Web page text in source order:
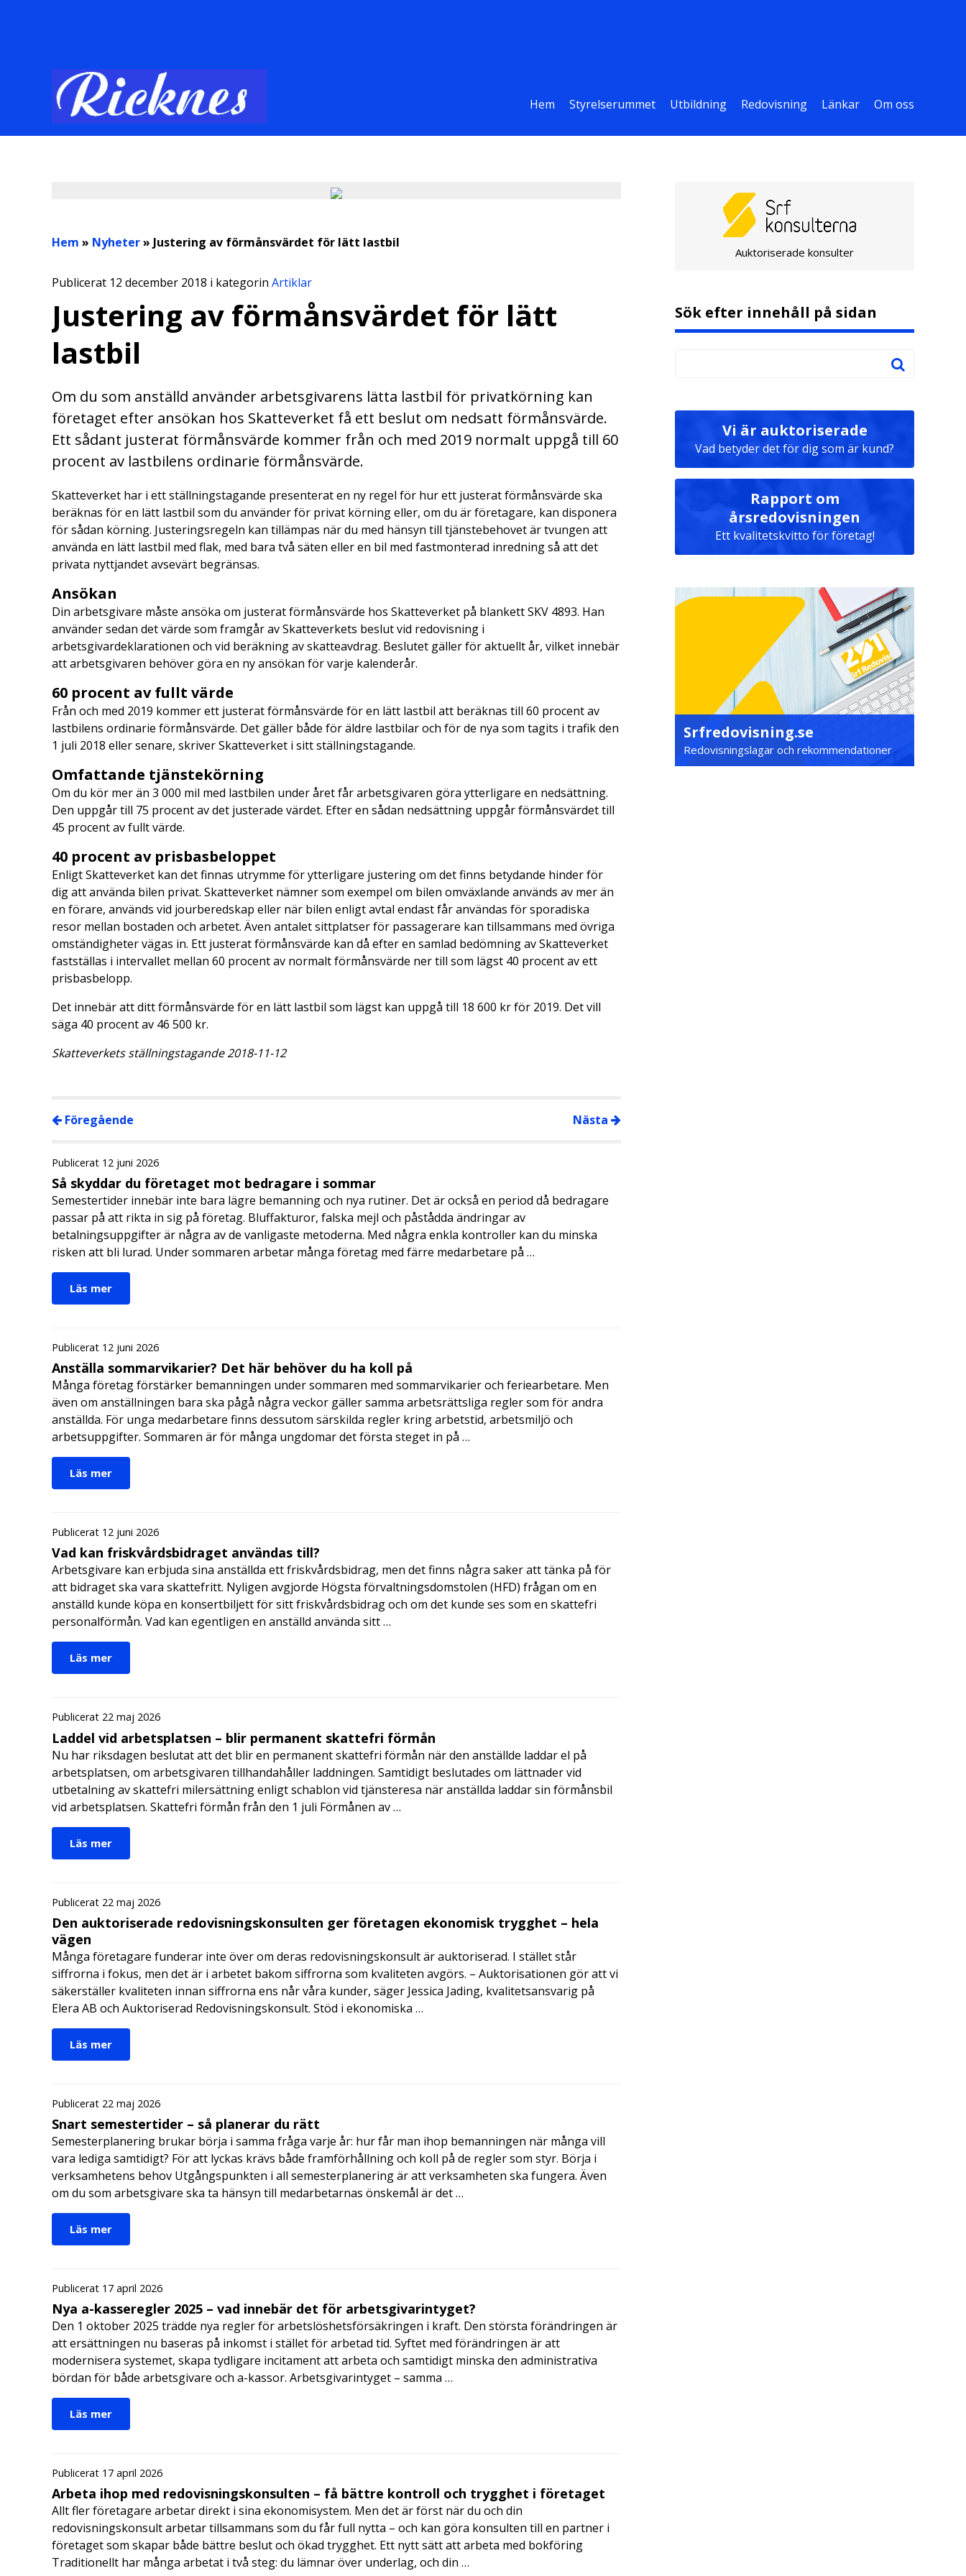
Hem Styrelserummet Utbildning Redovisning Länkar Om oss
Hem » Nyheter» Justering av förmånsvärdet för lätt lastbil
Publicerat 12 december 2018 i kategorin Artiklar
Justering av förmånsvärdet för lätt
lastbil
Om du som anställd använder arbetsgivarens lätta lastbil för privatkörning kan
företaget efter ansökan hos Skatteverket få ett beslut om nedsatt förmånsvärde.
Ett sådant justerat förmånsvärde kommer från och med 2019 normalt uppgå till 60
procent av lastbilens ordinarie förmånsvärde.
Skatteverket har i ett ställningstagande presenterat en ny regel för hur ett justerat förmånsvärde ska
beräknas för en lätt lastbil som du använder för privat körning eller, om du är företagare, kan disponera
för sådan körning. Justeringsregeln kan tillämpas när du med hänsyn till tjänstebehovet är tvungen att
använda en lätt lastbil med flak, med bara två säten eller en bil med fastmonterad inredning så att det
privata nyttjandet avsevärt begränsas.
Ansökan
Din arbetsgivare måste ansöka om justerat förmånsvärde hos Skatteverket på blankett SKV 4893. Han
använder sedan det värde som framgår av Skatteverkets beslut vid redovisning i
arbetsgivardeklarationen och vid beräkning av skatteavdrag. Beslutet gäller för aktuellt år, vilket innebär
att arbetsgivaren behöver göra en ny ansökan för varje kalenderår.
60 procent av fullt värde
Från och med 2019 kommer ett justerat förmånsvärde för en lätt lastbil att beräknas till 60 procent av
lastbilens ordinarie förmånsvärde. Det gäller både för äldre lastbilar och för de nya som tagits i trafik den
1 juli 2018 eller senare, skriver Skatteverket i sitt ställningstagande.
Omfattande tjänstekörning
Om du kör mer än 3 000 mil med lastbilen under året får arbetsgivaren göra ytterligare en nedsättning.
Den uppgår till 75 procent av det justerade värdet. Efter en sådan nedsättning uppgår förmånsvärdet till
45 procent av fullt värde.
40 procent av prisbasbeloppet
Enligt Skatteverket kan det finnas utrymme för ytterligare justering om det finns betydande hinder för
dig att använda bilen privat. Skatteverket nämner som exempel om bilen omväxlande används av mer än
en förare, används vid jourberedskap eller när bilen enligt avtal endast får användas för sporadiska
resor mellan bostaden och arbetet. Även antalet sittplatser för passagerare kan tillsammans med övriga
omständigheter vägas in. Ett justerat förmånsvärde kan då efter en samlad bedömning av Skatteverket
fastställas i intervallet mellan 60 procent av normalt förmånsvärde ner till som lägst 40 procent av ett
prisbasbelopp.
Det innebär att ditt förmånsvärde för en lätt lastbil som lägst kan uppgå till 18 600 kr för 2019. Det vill
säga 40 procent av 46 500 kr.
Skatteverkets ställningstagande 2018-11-12
Föregående Nästa
Publicerat 12 juni 2026
Så skyddar du företaget mot bedragare i sommar
Semestertider innebär inte bara lägre bemanning och nya rutiner. Det är också en period då bedragare
passar på att rikta in sig på företag. Bluffakturor, falska mejl och påstådda ändringar av
betalningsuppgifter är några av de vanligaste metoderna. Med några enkla kontroller kan du minska
risken att bli lurad. Under sommaren arbetar många företag med färre medarbetare på …
Läs mer
Publicerat 12 juni 2026
Anställa sommarvikarier? Det här behöver du ha koll på
Många företag förstärker bemanningen under sommaren med sommarvikarier och feriearbetare. Men
även om anställningen bara ska pågå några veckor gäller samma arbetsrättsliga regler som för andra
anställda. För unga medarbetare finns dessutom särskilda regler kring arbetstid, arbetsmiljö och
arbetsuppgifter. Sommaren är för många ungdomar det första steget in på …
Läs mer
Publicerat 12 juni 2026
Vad kan friskvårdsbidraget användas till?
Arbetsgivare kan erbjuda sina anställda ett friskvårdsbidrag, men det finns några saker att tänka på för
att bidraget ska vara skattefritt. Nyligen avgjorde Högsta förvaltningsdomstolen (HFD) frågan om en
anställd kunde köpa en konsertbiljett för sitt friskvårdsbidrag och om det kunde ses som en skattefri
personalförmån. Vad kan egentligen en anställd använda sitt …
Läs mer
Publicerat 22 maj 2026
Laddel vid arbetsplatsen – blir permanent skattefri förmån
Nu har riksdagen beslutat att det blir en permanent skattefri förmån när den anställde laddar el på
arbetsplatsen, om arbetsgivaren tillhandahåller laddningen. Samtidigt beslutades om lättnader vid
utbetalning av skattefri milersättning enligt schablon vid tjänsteresa när anställda laddar sin förmånsbil
vid arbetsplatsen. Skattefri förmån från den 1 juli Förmånen av …
Läs mer
Publicerat 22 maj 2026
Den auktoriserade redovisningskonsulten ger företagen ekonomisk trygghet – hela
vägen
Många företagare funderar inte över om deras redovisningskonsult är auktoriserad. I stället står
siffrorna i fokus, men det är i arbetet bakom siffrorna som kvaliteten avgörs. – Auktorisationen gör att vi
säkerställer kvaliteten innan siffrorna ens når våra kunder, säger Jessica Jading, kvalitetsansvarig på
Elera AB och Auktoriserad Redovisningskonsult. Stöd i ekonomiska …
Läs mer
Publicerat 22 maj 2026
Snart semestertider – så planerar du rätt
Semesterplanering brukar börja i samma fråga varje år: hur får man ihop bemanningen när många vill
vara lediga samtidigt? För att lyckas krävs både framförhållning och koll på de regler som styr. Börja i
verksamhetens behov Utgångspunkten i all semesterplanering är att verksamheten ska fungera. Även
om du som arbetsgivare ska ta hänsyn till medarbetarnas önskemål är det …
Läs mer
Publicerat 17 april 2026
Nya a-kasseregler 2025 – vad innebär det för arbetsgivarintyget?
Den 1 oktober 2025 trädde nya regler för arbetslöshetsförsäkringen i kraft. Den största förändringen är
att ersättningen nu baseras på inkomst i stället för arbetad tid. Syftet med förändringen är att
modernisera systemet, skapa tydligare incitament att arbeta och samtidigt minska den administrativa
bördan för både arbetsgivare och a-kassor. Arbetsgivarintyget – samma …
Läs mer
Publicerat 17 april 2026
Arbeta ihop med redovisningskonsulten – få bättre kontroll och trygghet i företaget
Allt fler företagare arbetar direkt i sina ekonomisystem. Men det är först när du och din
redovisningskonsult arbetar tillsammans som du får full nytta – och kan göra konsulten till en partner i
företaget som skapar både bättre beslut och ökad trygghet. Ett nytt sätt att arbeta med bokföring
Traditionellt har många arbetat i två steg: du lämnar över underlag, och din …
Auktoriserade konsulter
Sök efter innehåll på sidan
Vi är auktoriserade
Vad betyder det för dig som är kund?
Rapport om
årsredovisningen
Ett kvalitetskvitto för företag!
Srfredovisning.se
Redovisningslagar och rekommendationer